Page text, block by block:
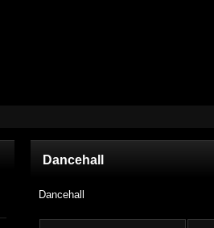
Dancehall
Dancehall